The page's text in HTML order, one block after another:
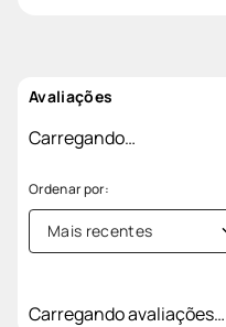
Avaliações
Carregando…
Mais recentes
Carregando avaliações…